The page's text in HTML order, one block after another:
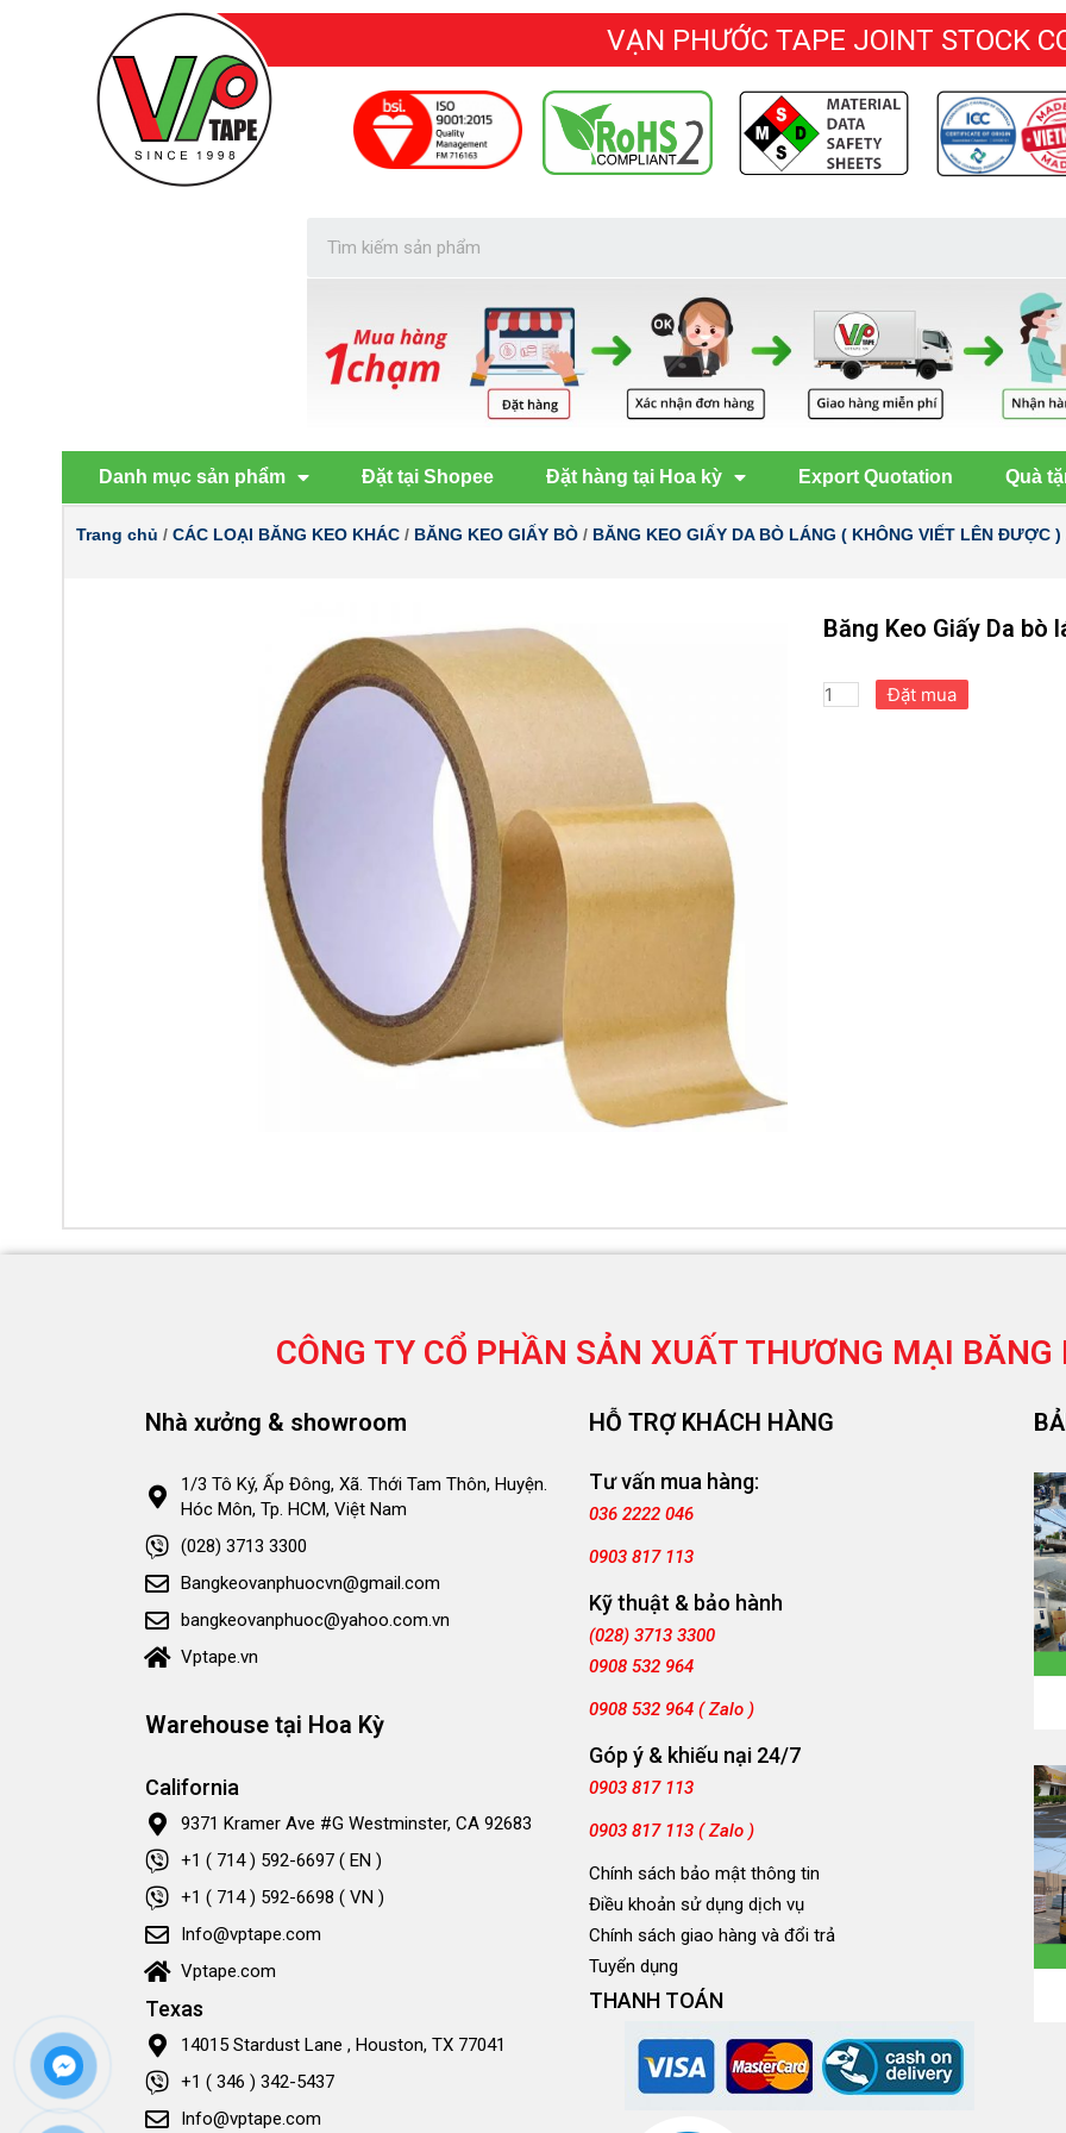
VẠN PHƯỚC TAPE JOINT STOCK
Danh mục sản phẩm Đặt tại Shopee Đặt hàng tại Hoa kỳ Export Quotation Quà
Trang chủ / CÁC LOẠI BĂNG KEO KHÁC / BĂNG KEO GIẤY BÒ / BĂNG KEO GIẤY DA BÒ LÁNG ( KHÔNG VIẾT LÊN ĐƯỢC )
Băng Keo Giấy Da bò
CÔNG TY CỔ PHẦN SẢN XUẤT THƯƠNG MẠI BĂNG
Nhà xưởng & showroom
1/3 Tô Ký, Ấp Đông, Xã. Thới Tam Thôn, Huyện.
Hóc Môn, Tp. HCM, Việt Nam
(028) 3713 3300
Bangkeovanphuocvn@gmail.com
bangkeovanphuoc@yahoo.com.vn
Vptape.vn
Warehouse tại Hoa Kỳ
California
9371 Kramer Ave #G Westminster, CA 92683
+1 ( 714 ) 592-6697 ( EN )
+1 ( 714 ) 592-6698 ( VN )
Info@vptape.com
Vptape.com
Texas
14015 Stardust Lane , Houston, TX 77041
+1 ( 346 ) 342-5437
Info@vptape.com
HỖ TRỢ KHÁCH HÀNG
Tư vấn mua hàng:
036 2222 046
0903 817 113
Kỹ thuật & bảo hành
(028) 3713 3300
0908 532 964
0908 532 964 ( Zalo )
Góp ý & khiếu nại 24/7
0903 817 113
0903 817 113 ( Zalo )
Chính sách bảo mật thông tin
Điều khoản sử dụng dịch vụ
Chính sách giao hàng và đổi trả
Tuyển dụng
THANH TOÁN